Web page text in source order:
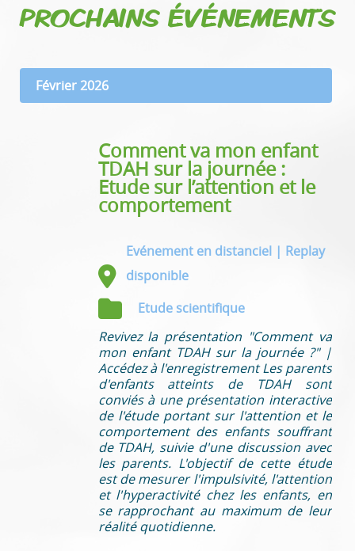
PROCHAINS ÉVÉNEMENTS
Février 2026
Comment va mon enfant
TDAH sur la journée :
Etude sur l’attention et le
comportement
Evénement en distanciel | Replay
disponible
Etude scientifique
Revivez la présentation "Comment va
mon enfant TDAH sur la journée ?" |
Accédez à l'enregistrement Les parents
d'enfants atteints de TDAH sont
conviés à une présentation interactive
de l'étude portant sur l'attention et le
comportement des enfants souffrant
de TDAH, suivie d'une discussion avec
les parents. L'objectif de cette étude
est de mesurer l'impulsivité, l'attention
et l'hyperactivité chez les enfants, en
se rapprochant au maximum de leur
réalité quotidienne.